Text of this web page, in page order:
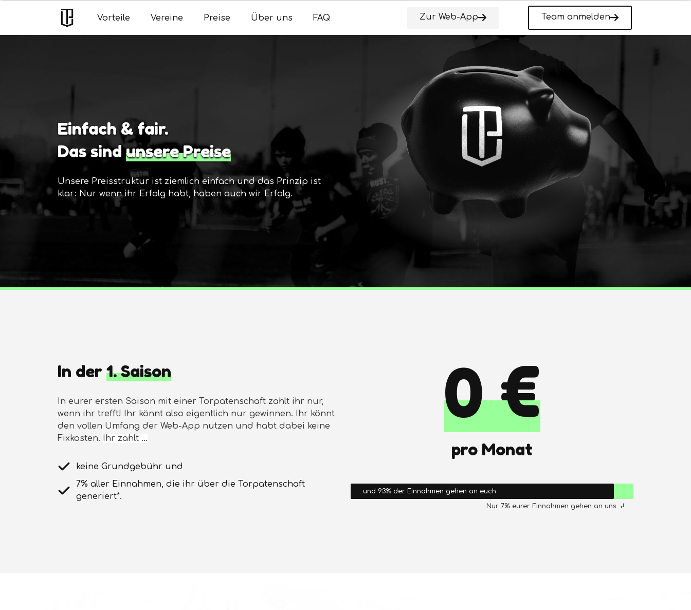
Vorteile Vereine Preise Über uns FAQ Zur Web-App Team anmelden
Einfach & fair.
Das sindunsere Preise
Unsere Preisstruktur ist ziemlich einfach und das Prinzip ist
klar: Nur wenn ihr Erfolg habt, haben auch wir Erfolg.
In der 1. Saison
In eurer ersten Saison mit einer Torpatenschaft zahlt ihr nur,
wenn ihr trefft! Ihr könnt also eigentlich nur gewinnen. Ihr könnt
den vollen Umfang der Web-App nutzen und habt dabei keine
Fixkosten. Ihr zahlt …
keine Grundgebühr und
7% aller Einnahmen, die ihr über die Torpatenschaft
generiert*.
0 €
pro Monat
...und 93% der Einnahmen gehen an euch.
Nur 7% eurer Einnahmen gehen an uns. ↲